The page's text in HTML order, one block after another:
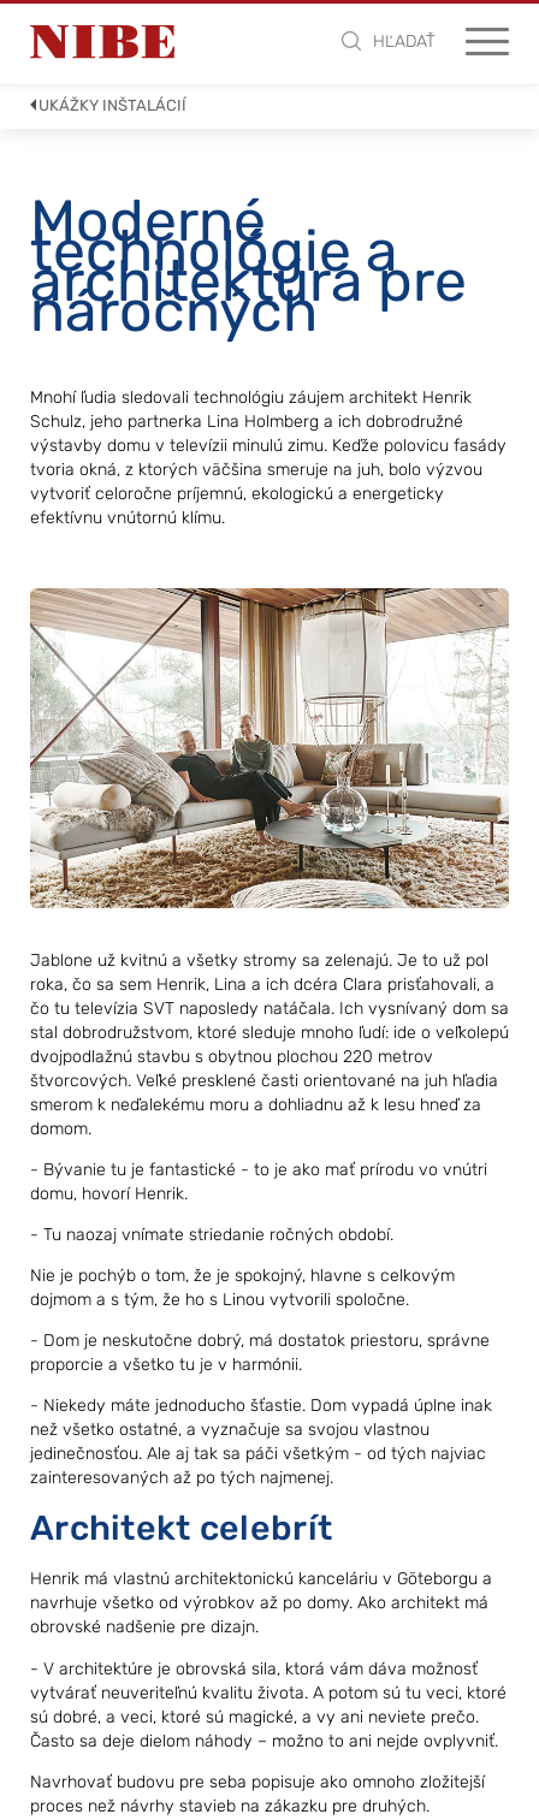
HĽADAŤ
UKÁŽKY INŠTALÁCIÍ
Moderné
technológie a
architektúra pre
náročných
Mnohí ľudia sledovali technológiu záujem architekt Henrik
Schulz, jeho partnerka Lina Holmberg a ich dobrodružné
výstavby domu v televízii minulú zimu. Keďže polovicu fasády
tvoria okná, z ktorých väčšina smeruje na juh, bolo výzvou
vytvoriť celoročne príjemnú, ekologickú a energeticky
efektívnu vnútornú klímu.
Jablone už kvitnú a všetky stromy sa zelenajú. Je to už pol
roka, čo sa sem Henrik, Lina a ich dcéra Clara prisťahovali, a
čo tu televízia SVT naposledy natáčala. Ich vysnívaný dom sa
stal dobrodružstvom, ktoré sleduje mnoho ľudí: ide o veľkolepú
dvojpodlažnú stavbu s obytnou plochou 220 metrov
štvorcových. Veľké presklené časti orientované na juh hľadia
smerom k neďalekému moru a dohliadnu až k lesu hneď za
domom.
- Bývanie tu je fantastické - to je ako mať prírodu vo vnútri
domu, hovorí Henrik.
- Tu naozaj vnímate striedanie ročných období.
Nie je pochýb o tom, že je spokojný, hlavne s celkovým
dojmom a s tým, že ho s Linou vytvorili spoločne.
- Dom je neskutočne dobrý, má dostatok priestoru, správne
proporcie a všetko tu je v harmónii.
- Niekedy máte jednoducho šťastie. Dom vypadá úplne inak
než všetko ostatné, a vyznačuje sa svojou vlastnou
jedinečnosťou. Ale aj tak sa páči všetkým - od tých najviac
zainteresovaných až po tých najmenej.
Architekt celebrít
Henrik má vlastnú architektonickú kanceláriu v Göteborgu a
navrhuje všetko od výrobkov až po domy. Ako architekt má
obrovské nadšenie pre dizajn.
- V architektúre je obrovská sila, ktorá vám dáva možnosť
vytvárať neuveriteľnú kvalitu života. A potom sú tu veci, ktoré
sú dobré, a veci, ktoré sú magické, a vy ani neviete prečo.
Často sa deje dielom náhody – možno to ani nejde ovplyvniť.
Navrhovať budovu pre seba popisuje ako omnoho zložitejší
proces než návrhy stavieb na zákazku pre druhých.